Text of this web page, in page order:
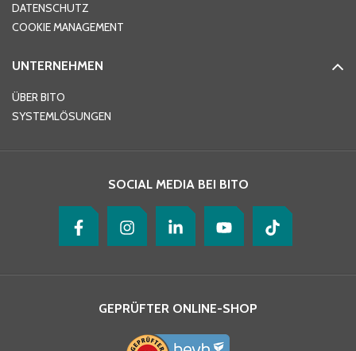
Telefon
DATENSCHUTZ
COOKIE MANAGEMENT
UNTERNEHMEN
ÜBER BITO
SYSTEMLÖSUNGEN
SOCIAL MEDIA BEI BITO
GEPRÜFTER ONLINE-SHOP